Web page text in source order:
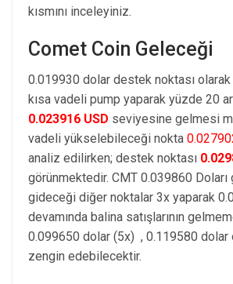
kısmını inceleyiniz.
Comet Coin Geleceği
0.019930 dolar destek noktası olarak
kısa vadeli pump yaparak yüzde 20
0.023916 USD seviyesine gelmesi
vadeli yükselebileceği nokta
analiz edilirken; destek noktası
görünmektedir. CMT 0.039860 Doları
gideceği diğer noktalar 3x yaparak
devamında balina satışlarının
0.099650 dolar (5x) , 0.119580 dolar
zengin edebilecektir.